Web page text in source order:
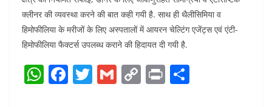
क्लीनर की व्यवस्था करने की बात कही गयी है. साथ ही थैलीसिमिया व
हिमोफीलिया के मरीजों के लिए अस्पतालों में आयरन चेल्टिंग एजेंट्स एवं एंटी-
हिमोफीलिया फैक्टर्स उपलब्ध कराने की हिदायत दी गयी है.
W F T G C Pr